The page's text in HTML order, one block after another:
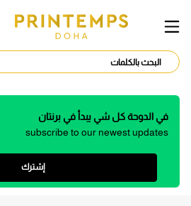
في الدوحة كل شي يبدأ في برنتان
subscribe to our newest updates
إشترك